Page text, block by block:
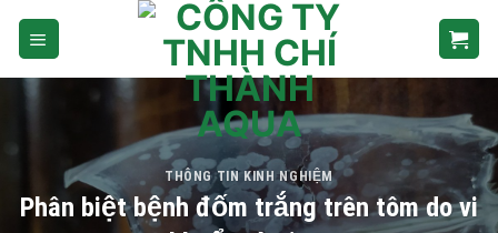
Skip
content
THÔNG TIN KINH NGHIỆM
Phân biệt bệnh đốm trắng trên tôm do vi